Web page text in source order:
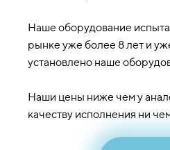
Наше оборудование
рынке уже более 8 лет и
установлено наше
Наши цены ниже чем у
качеству исполнения ни